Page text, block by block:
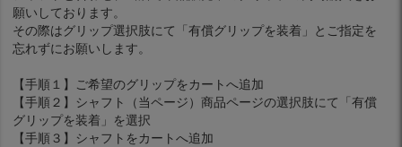
願いしております。
その際はグリップ選択肢にて「有償グリップを装着」とご指定を
忘れずにお願いします。
【手順１】ご希望のグリップをカートへ追加
【手順２】シャフト（当ページ）商品ページの選択肢にて「有償
グリップを装着」を選択
【手順３】シャフトをカートへ追加